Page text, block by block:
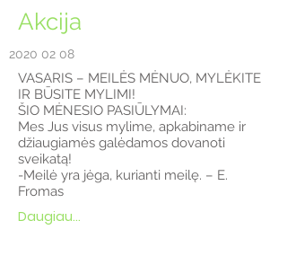
Akcija
2020 02 08
VASARIS – MEILĖS MĖNUO, MYLĖKITE
IR BŪSITE MYLIMI!
ŠIO MĖNESIO PASIŪLYMAI:​
Mes Jus visus mylime, apkabiname ir
džiaugiamės galėdamos dovanoti
sveikatą!
-Meilė yra jėga, kurianti meilę. – E.
Fromas
Daugiau...